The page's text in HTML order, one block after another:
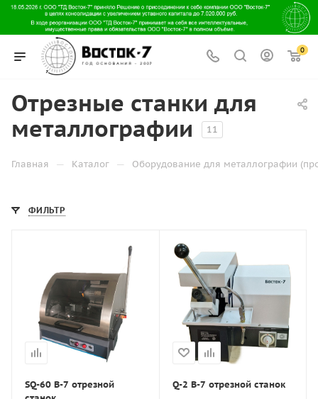
0
Отрезные станки для
металлографии
11
Главная — Каталог — Оборудование для металлографии
ФИЛЬТР
SQ-60 В-7 отрезной
Q-2 В-7 отрезной станок